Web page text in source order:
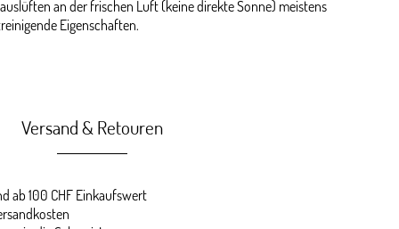
an der frischen Luft (keine direkte Sonne) meistens
Eigenschaften.
Versand & Retouren
ab 100 CHF Einkaufswert